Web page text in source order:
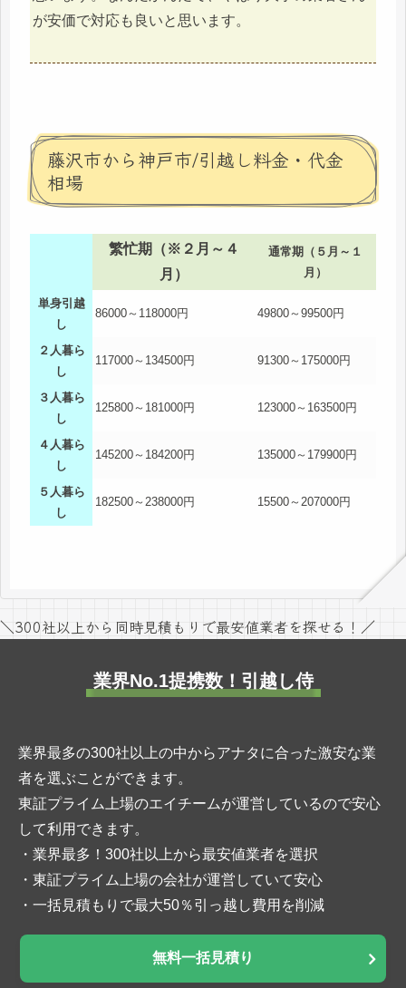
が安価で対応も良いと思います。
藤沢市から神戸市/引越し料金・代金
相場
繁忙期（※２月～４
月）
通常期（５月～１
月）
単身引越
し
86000～118000円 49800～99500円
２人暮ら
し
117000～134500円 91300～175000円
３人暮ら
し
125800～181000円 123000～163500円
４人暮ら
し
145200～184200円 135000～179900円
５人暮ら
し
182500～238000円 15500～207000円
＼300社以上から同時見積もりで最安値業者を探せる！／
業界No.1提携数！引越し侍
業界最多の300社以上の中からアナタに合った激安な業
者を選ぶことができます。
東証プライム上場のエイチームが運営しているので安心
して利用できます。
・業界最多！300社以上から最安値業者を選択
・東証プライム上場の会社が運営していて安心
・一括見積もりで最大50％引っ越し費用を削減
無料一括見積り